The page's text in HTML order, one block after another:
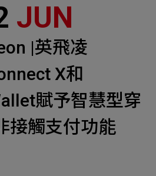
Electronics
電子事業群
JUN
|英飛凌
X和
賦予智慧型穿
接觸支付功能